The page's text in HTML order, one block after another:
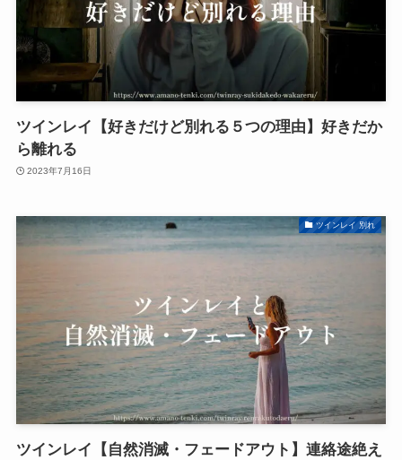
ツインレイ【好きだけど別れる５つの理由】好きだか
ら離れる
2023年7月16日
ツインレイ 別れ
ツインレイ【自然消滅・フェードアウト】連絡途絶え